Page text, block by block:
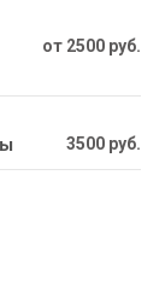
от 2500 руб.
3500 руб.